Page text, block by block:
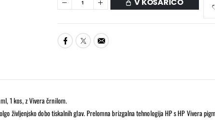
V KOŠARICO
1 kos, z Vivera črnilom.
življenjsko dobo tiskalnih glav. Prelomna brizgalna tehnologija HP s HP Vivera